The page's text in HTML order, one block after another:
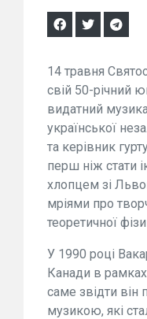
14 травня
свій 50-річний
видатний
української
та керівник
перш ніж стати
хлопцем зі
мріями про
теоретичної
У 1990 році
Канади в
саме звідти він
музикою, які